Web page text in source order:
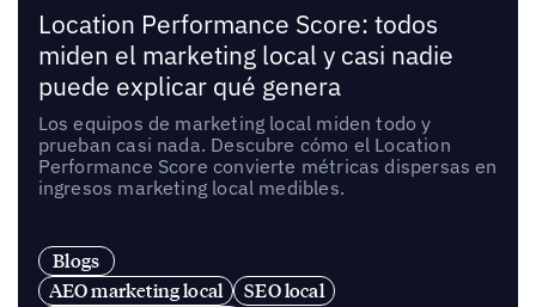
Location Performance Score: todos
miden el marketing local y casi nadie
puede explicar qué genera
Los equipos de marketing local miden todo y
prueban casi nada. Descubre cómo el Location
Performance Score convierte métricas dispersas en
ingresos marketing local medibles.
Blogs
AEO marketing local
SEO local